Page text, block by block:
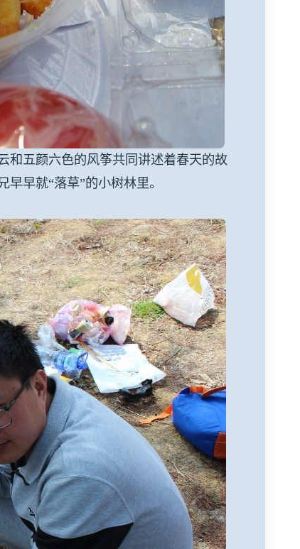
和五颜六色的风筝共同讲述着春天的故
早就“落草”的小树林里。